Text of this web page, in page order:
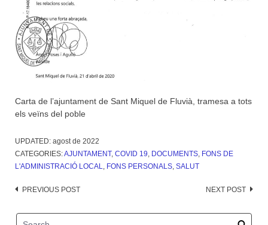
Carta de l’ajuntament de Sant Miquel de Fluvià, tramesa a tots
els veïns del poble
UPDATED: agost de 2022
CATEGORIES:AJUNTAMENT, COVID 19, DOCUMENTS, FONS DE
L'ADMINISTRACIÓ LOCAL, FONS PERSONALS, SALUT
Post
PREVIOUS POST NEXT POST